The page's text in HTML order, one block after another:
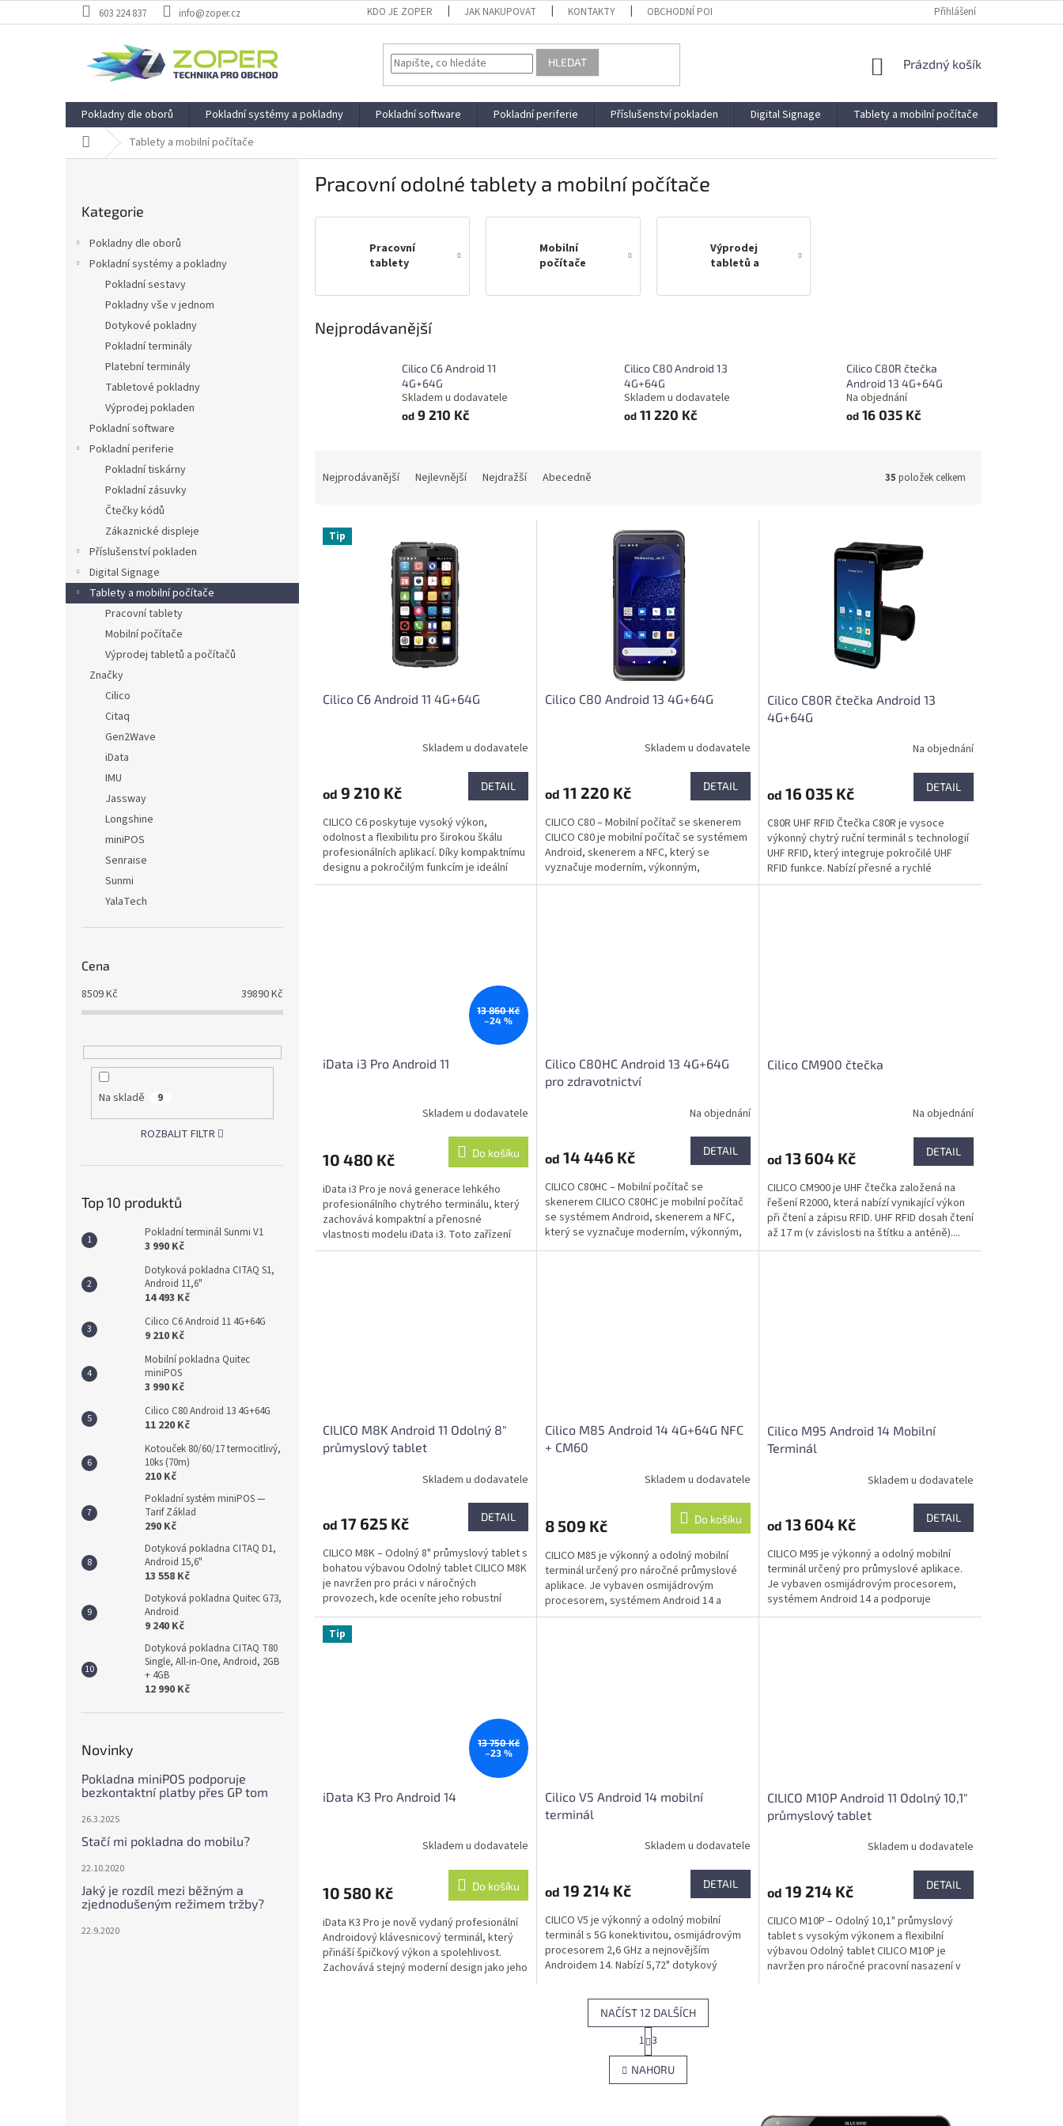
na
603 224 837 info@zoper.cz KDO JE ZOPER JAK NAKUPOVAT KONTAKTY OBCHODNÍ PODMÍNKY PODMÍNKY OCHRANY OSOBNÍCH ÚDAJŮPřihlášení
HLEDAT
NÁKUPNÍ
Prázdný košík
Pokladny dle oborů Pokladní systémy a pokladny Pokladní software Pokladní periferie Příslušenství pokladen Digital Signage Tablety a mobilní počítače
Domů Tablety a mobilní počítače
kategorie
Kategorie
Pokladny dle oborů
Pokladní systémy a pokladny
Pokladní sestavy
Pokladny vše v jednom
Dotykové pokladny
Pokladní terminály
Platební terminály
Tabletové pokladny
Výprodej pokladen
Pokladní software
Pokladní periferie
Pokladní tiskárny
Pokladní zásuvky
Čtečky kódů
Zákaznické displeje
Příslušenství pokladen
Digital Signage
Tablety a mobilní počítače
Pracovní tablety
Mobilní počítače
Výprodej tabletů a počítačů
Značky
Cilico
Citaq
Gen2Wave
iData
IMU
Jassway
Longshine
miniPOS
Senraise
Sunmi
YalaTech
Cena
8509Kč 39890Kč
Na skladě 9
ROZBALIT FILTR
Top 10 produktů
Pokladní terminál Sunmi V1
3 990 Kč
Dotyková pokladna CITAQ S1,
Android 11,6"
14 493 Kč
Cilico C6 Android 11 4G+64G
9 210 Kč
Mobilní pokladna Quitec
miniPOS
3 990 Kč
Cilico C80 Android 13 4G+64G
11 220 Kč
Kotouček 80/60/17 termocitlivý,
10ks (70m)
210 Kč
Pokladní systém miniPOS —
Tarif Základ
290 Kč
Dotyková pokladna CITAQ D1,
Android 15,6"
13 558 Kč
Dotyková pokladna Quitec G73,
Android
9 240 Kč
Dotyková pokladna CITAQ T80
Single, All-in-One, Android, 2GB
+ 4GB
12 990 Kč
Novinky
Pokladna miniPOS podporuje
bezkontaktní platby přes GP tom
26.3.2025
Stačí mi pokladna do mobilu?
22.10.2020
Jaký je rozdíl mezi běžným a
zjednodušeným režimem tržby?
22.9.2020
Pracovní odolné tablety a mobilní počítače
Pracovní
tablety
Mobilní
počítače
Výprodej
tabletů a
Nejprodávanější
Cilico C6 Android 11
4G+64G
Skladem u dodavatele
od 9 210 Kč
Cilico C80 Android 13
4G+64G
Skladem u dodavatele
od11 220 Kč
Cilico C80R čtečka
Android 13 4G+64G
Na objednání
od16 035 Kč
n
Nejprodávanější Nejlevnější Nejdražší Abecedně 35 položek celkem
V Tip
Cilico C6 Android 11 4G+64G
Skladem u dodavatele
od 9 210 Kč DETAIL
CILICO C6 poskytuje vysoký výkon,
odolnost a flexibilitu pro širokou škálu
profesionálních aplikací. Díky kompaktnímu
designu a pokročilým funkcím je ideální
volbou pro podniky...
Cilico C80 Android 13 4G+64G
Skladem u dodavatele
od 11 220 Kč DETAIL
CILICO C80 – Mobilní počítač se skenerem
CILICO C80 je mobilní počítač se systémem
Android, skenerem a NFC, který se
vyznačuje moderním, výkonným,
originálním a profesionálním...
Cilico C80R čtečka Android 13
4G+64G
Na objednání
od 16 035 Kč DETAIL
C80R UHF RFID Čtečka C80R je vysoce
výkonný chytrý ruční terminál s technologií
UHF RFID, který integruje pokročilé UHF
RFID funkce. Nabízí přesné a rychlé
získávání dat,...
13 860 Kč
–24 %
iData i3 Pro Android 11
Skladem u dodavatele
10 480 Kč Do košíku
iData i3 Pro je nová generace lehkého
profesionálního chytrého terminálu, který
zachovává kompaktní a přenosné
vlastnosti modelu iData i3. Toto zařízení
umožňuje pracovníkům...
Cilico C80HC Android 13 4G+64G
pro zdravotnictví
Na objednání
od 14 446 Kč DETAIL
CILICO C80HC – Mobilní počítač se
skenerem CILICO C80HC je mobilní počítač
se systémem Android, skenerem a NFC,
který se vyznačuje moderním, výkonným,
originálním a...
Cilico CM900 čtečka
Na objednání
od 13 604 Kč DETAIL
CILICO CM900 je UHF čtečka založená na
řešení R2000, která nabízí vynikající výkon
při čtení a zápisu RFID. UHF RFID dosah čtení
až 17 m (v závislosti na štítku a anténě)....
CILICO M8K Android 11 Odolný 8"
průmyslový tablet
Skladem u dodavatele
od 17 625 Kč DETAIL
CILICO M8K – Odolný 8" průmyslový tablet s
bohatou výbavou Odolný tablet CILICO M8K
je navržen pro práci v náročných
provozech, kde oceníte jeho robustní
konstrukci, velký 8"...
Cilico M85 Android 14 4G+64G NFC
+ CM60
Skladem u dodavatele
8 509 Kč Do košíku
CILICO M85 je výkonný a odolný mobilní
terminál určený pro náročné průmyslové
aplikace. Je vybaven osmijádrovým
procesorem, systémem Android 14 a
podporuje 2G/3G/4G, Wi-Fi i...
Cilico M95 Android 14 Mobilní
Terminál
Skladem u dodavatele
od 13 604 Kč DETAIL
CILICO M95 je výkonný a odolný mobilní
terminál určený pro průmyslové aplikace.
Je vybaven osmijádrovým procesorem,
systémem Android 14 a podporuje
2G/3G/4G, Wi-Fi i Bluetooth...
Tip
13 750 Kč
–23 %
iData K3 Pro Android 14
Skladem u dodavatele
10 580 Kč Do košíku
iData K3 Pro je nově vydaný profesionální
Androidový klávesnicový terminál, který
přináší špičkový výkon a spolehlivost.
Zachovává stejný moderní design jako jeho
Cilico V5 Android 14 mobilní
terminál
Skladem u dodavatele
od 19 214 Kč DETAIL
CILICO V5 je výkonný a odolný mobilní
terminál s 5G konektivitou, osmijádrovým
procesorem 2,6 GHz a nejnovějším
Androidem 14. Nabízí 5,72" dotykový
CILICO M10P Android 11 Odolný 10,1"
průmyslový tablet
Skladem u dodavatele
od 19 214 Kč DETAIL
CILICO M10P – Odolný 10,1" průmyslový
tablet s vysokým výkonem a flexibilní
výbavou Odolný tablet CILICO M10P je
navržen pro náročné pracovní nasazení v
O
v
l
NAČÍST 12 DALŠÍCH
S
t
r
á
n
1 3
NAHORU